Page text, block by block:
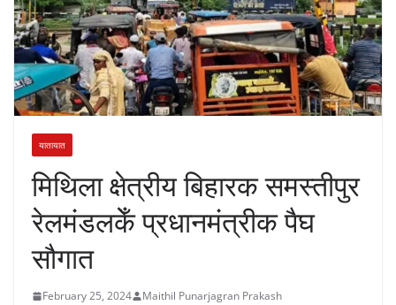
यातायात
मिथिला क्षेत्रीय बिहारक समस्तीपुर
रेलमंडलकेँ प्रधानमंत्रीक पैघ
सौगात
February 25, 2024 Maithil Punarjagran Prakash